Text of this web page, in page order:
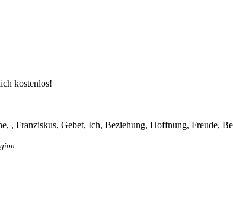
kostenlos!
, Franziskus, Gebet, Ich, Beziehung, Hoffnung, Freude,